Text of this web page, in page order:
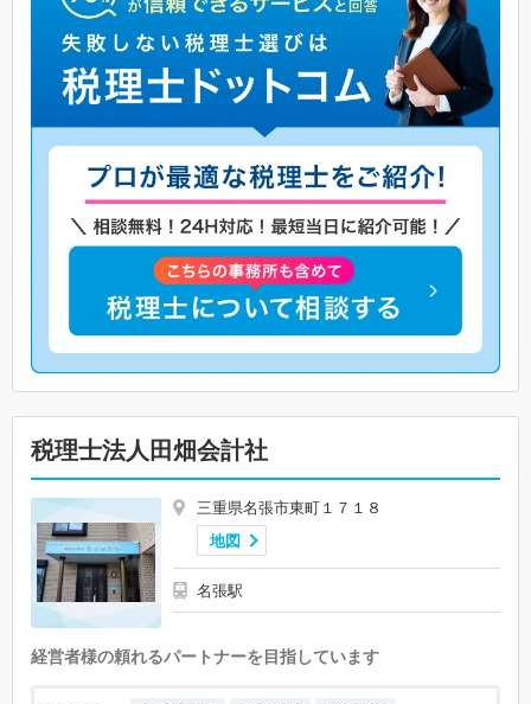
税理士法人田畑会計社
三重県名張市東町１７１８
地図
名張駅
経営者様の頼れるパートナーを目指しています